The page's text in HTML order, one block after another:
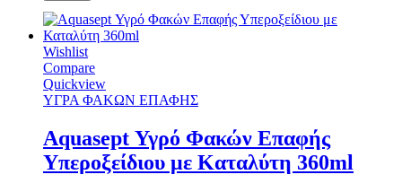
Wishlist
Compare
Quickview
ΥΓΡΑ ΦΑΚΩΝ ΕΠΑΦΗΣ
Aquasept Υγρό Φακών Επαφής
Υπεροξείδιου με Καταλύτη 360ml